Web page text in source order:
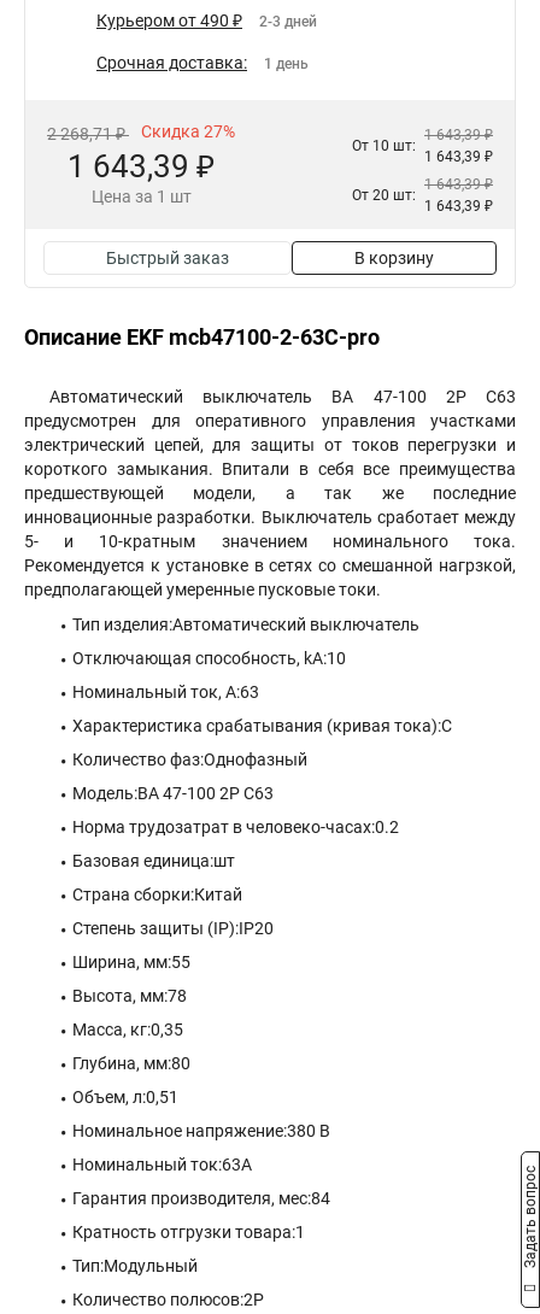
Курьером от 490 ₽ 2-3 дней
Срочная доставка: 1 день
2 268,71 ₽ Скидка 27%
1 643,39 ₽
Цена за 1 шт
От 10 шт:
1 643,39 ₽
1 643,39 ₽
От 20 шт:
1 643,39 ₽
1 643,39 ₽
Быстрый заказ В корзину
Описание EKF mcb47100-2-63C-pro
Автоматический выключатель ВА 47-100 2P C63
предусмотрен для оперативного управления участками
электрический цепей, для защиты от токов перегрузки и
короткого замыкания. Впитали в себя все преимущества
предшествующей модели, а так же последние
инновационные разработки. Выключатель сработает между
5- и 10-кратным значением номинального тока.
Рекомендуется к установке в сетях со смешанной нагрзкой,
предполагающей умеренные пусковые токи.
Тип изделия:Автоматический выключатель
Отключающая способность, kA:10
Номинальный ток, А:63
Характеристика срабатывания (кривая тока):C
Количество фаз:Однофазный
Модель:ВА 47-100 2P C63
Норма трудозатрат в человеко-часах:0.2
Базовая единица:шт
Страна сборки:Китай
Степень защиты (IP):IP20
Ширина, мм:55
Высота, мм:78
Масса, кг:0,35
Глубина, мм:80
Объем, л:0,51
Номинальное напряжение:380 В
Номинальный ток:63A
Гарантия производителя, мес:84
Кратность отгрузки товара:1
Тип:Модульный
Количество полюсов:2P
Задать вопрос